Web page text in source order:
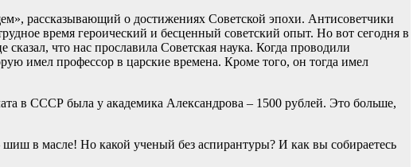
рассказывающий о достижениях Советской эпохи. Антисоветчики
время героический и бесценный советский опыт. Но вот сегодня в
что нас прославила Советская наука. Когда проводили
имел профессор в царские времена. Кроме того, он тогда имел
в СССР была у академика Александрова – 1500 рублей. Это больше,
в масле! Но какой ученый без аспирантуры? И как вы собираетесь